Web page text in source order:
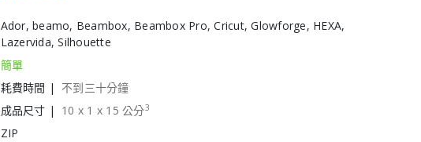
Ador, beamo, Beambox, Beambox Pro, Cricut, Glowforge, HEXA,
Lazervida, Silhouette
簡單
耗費時間 |
不到三十分鐘
成品尺寸 |
10 x 1 x 15 公分3
ZIP